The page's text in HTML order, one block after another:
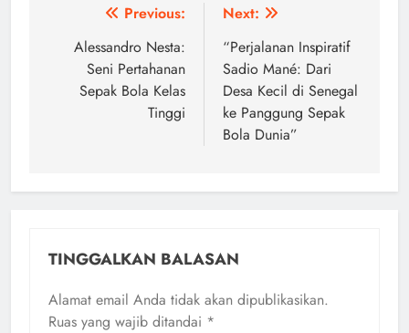
Navigasi
pos
Previous:
Alessandro Nesta:
Seni Pertahanan
Sepak Bola Kelas
Tinggi
Next:
“Perjalanan Inspiratif
Sadio Mané: Dari
Desa Kecil di Senegal
ke Panggung Sepak
Bola Dunia”
TINGGALKAN BALASAN
Alamat email Anda tidak akan dipublikasikan.
Ruas yang wajib ditandai *